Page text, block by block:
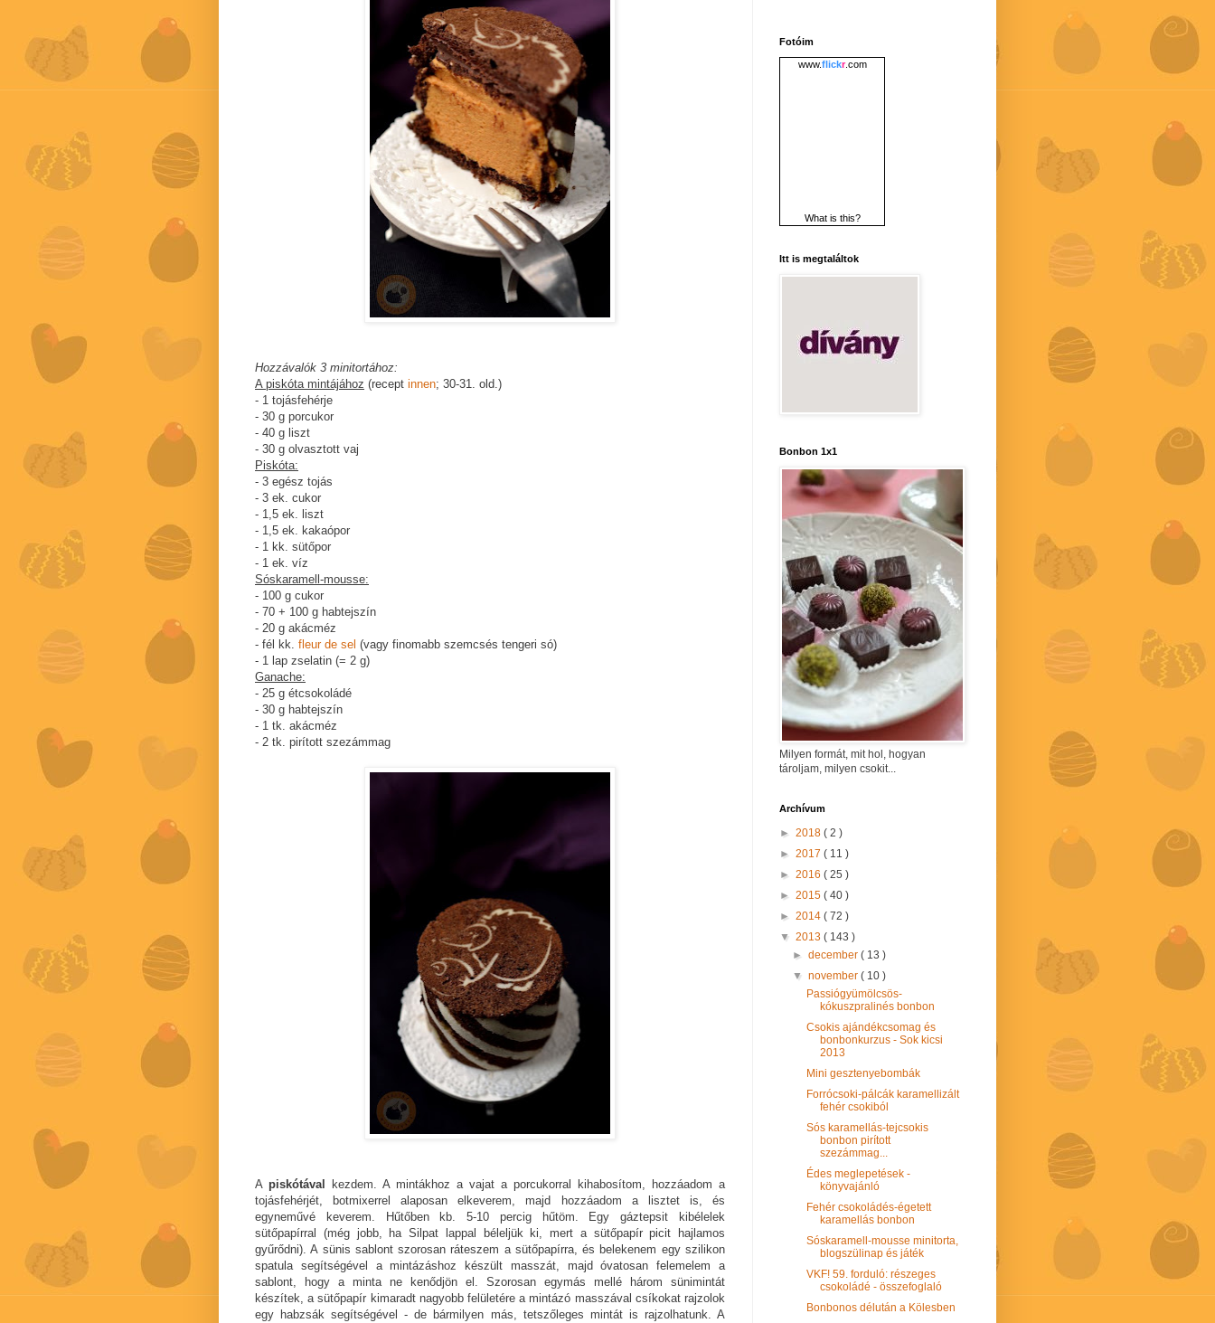
Hozzávalók 3 minitortához:
A piskóta mintájához (recept innen; 30-31. old.)
- 1 tojásfehérje
- 30 g porcukor
- 40 g liszt
- 30 g olvasztott vaj
Piskóta:
- 3 egész tojás
- 3 ek. cukor
- 1,5 ek. liszt
- 1,5 ek. kakaópor
- 1 kk. sütőpor
- 1 ek. víz
Sóskaramell-mousse:
- 100 g cukor
- 70 + 100 g habtejszín
- 20 g akácméz
- fél kk. fleur de sel (vagy finomabb szemcsés tengeri só)
- 1 lap zselatin (= 2 g)
Ganache:
- 25 g étcsokoládé
- 30 g habtejszín
- 1 tk. akácméz
- 2 tk. pirított szezámmag
A piskótával
kezdem. A mintákhoz a vajat a porcukorral kihabosítom, hozzáadom a
tojásfehérjét, botmixerrel alaposan elkeverem, majd hozzáadom a lisztet is, és
egyneművé keverem. Hűtőben kb. 5-10 percig hűtöm. Egy gáztepsit kibélelek
sütőpapírral (még jobb, ha Silpat lappal béleljük ki, mert a sütőpapír picit hajlamos
gyűrődni). A sünis sablont szorosan ráteszem a sütőpapírra, és belekenem egy szilikon
spatula segítségével a mintázáshoz készült masszát, majd óvatosan felemelem a
sablont, hogy a minta ne kenődjön el. Szorosan egymás mellé három sünimintát
készítek, a sütőpapír kimaradt nagyobb felületére a mintázó masszával csíkokat rajzolok
egy habzsák segítségével - de bármilyen más, tetszőleges mintát is rajzolhatunk. A
Fotóim
www.flickr.com
What is this?
Itt is megtaláltok
Bonbon 1x1
Milyen formát, mit hol, hogyan
tároljam, milyen csokit...
Archívum
► 2018 ( 2 )
► 2017 ( 11 )
► 2016 ( 25 )
► 2015 ( 40 )
► 2014 ( 72 )
▼ 2013 ( 143 )
►december( 13 )
▼november( 10 )
Passiógyümölcsös-
kókuszpralinés bonbon
Csokis ajándékcsomag és
bonbonkurzus - Sok kicsi
2013
Mini gesztenyebombák
Forrócsoki-pálcák karamellizált
fehér csokiból
Sós karamellás-tejcsokis
bonbon pirított
szezámmag...
Édes meglepetések -
könyvajánló
Fehér csokoládés-égetett
karamellás bonbon
Sóskaramell-mousse minitorta,
blogszülinap és játék
VKF! 59. forduló: részeges
csokoládé - összefoglaló
Bonbonos délután a Kölesben